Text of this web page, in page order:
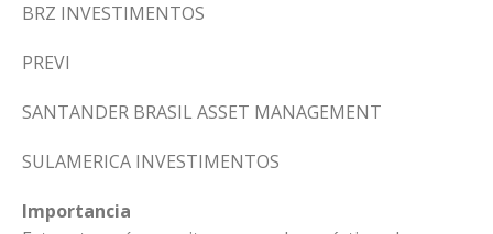
BRZ INVESTIMENTOS
PREVI
SANTANDER BRASIL ASSET MANAGEMENT
SULAMERICA INVESTIMENTOS
Importancia